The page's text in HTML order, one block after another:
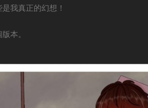
我真正的幻想！
本。